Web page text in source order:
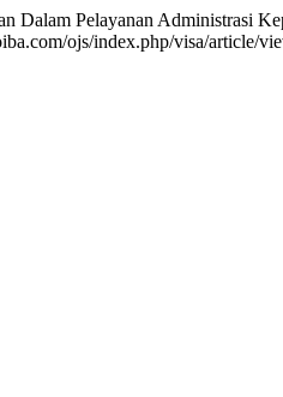
Dalam Pelayanan Administrasi
ojs/index.php/visa/article/